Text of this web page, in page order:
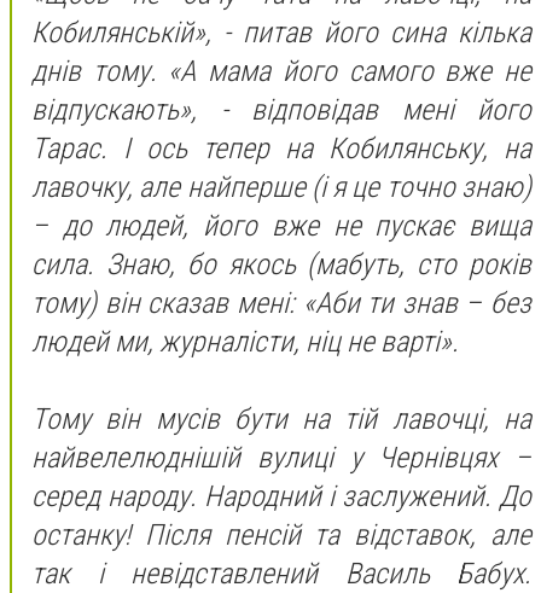
Кобилянській», - питав його сина кілька
днів тому. «А мама його самого вже не
відпускають», - відповідав мені його
Тарас. І ось тепер на Кобилянську, на
лавочку, але найперше (і я це точно знаю)
– до людей, його вже не пускає вища
сила. Знаю, бо якось (мабуть, сто років
тому) він сказав мені: «Аби ти знав – без
людей ми, журналісти, ніц не варті».
Тому він мусів бути на тій лавочці, на
найвелелюднішій вулиці у Чернівцях –
серед народу. Народний і заслужений. До
останку! Після пенсій та відставок, але
так і невідставлений Василь Бабух.